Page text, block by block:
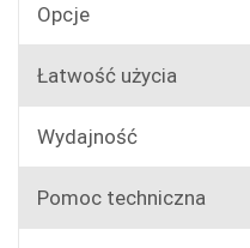
Opcje
Łatwość użycia
Wydajność
Pomoc techniczna